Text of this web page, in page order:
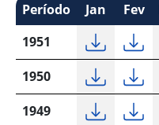
Período Jan Fev
1951
1950
1949